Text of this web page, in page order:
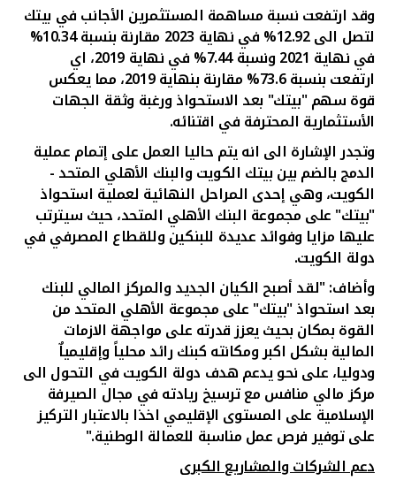
وقد ارتفعت نسبة مساهمة المستثمرين الأجانب في بيتك
لتصل الى 12.92% في نهاية 2023 مقارنة بنسبة 10.34%
في نهاية 2021 ونسبة 7.44% في نهاية 2019، اي
ارتفعت بنسبة 73.6% مقارنة بنهاية 2019، مما يعكس
قوة سهم "بيتك" بعد الاستحواذ ورغبة وثقة الجهات
الأستثمارية المحترفة في اقتنائه.
وتجدر الإشارة الى انه يتم حاليا العمل على إتمام عملية
الدمج بالضم بين بيتك الكويت والبنك الأهلي المتحد -
الكويت، وهي إحدى المراحل النهائية لعملية استحواذ
"بيتك" على مجموعة البنك الأهلي المتحد، حيث سيترتب
عليها مزايا وفوائد عديدة للبنكين وللقطاع المصرفي في
دولة الكويت.
وأضاف: "لقد أصبح الكيان الجديد والمركز المالي للبنك
بعد استحواذ "بيتك" على مجموعة الأهلي المتحد من
القوة بمكان بحيث يعزز قدرته على مواجهة الازمات
المالية بشكل اكبر ومكانته كبنك رائد محلياً وإقليمياٌ
ودوليا، على نحو يدعم هدف دولة الكويت في التحول الى
مركز مالي منافس مع ترسيخ ريادته في مجال الصيرفة
الإسلامية على المستوى الإقليمي اخذا بالاعتبار التركيز
على توفير فرص عمل مناسبة للعمالة الوطنية."
دعم الشركات والمشاريع الكبرى